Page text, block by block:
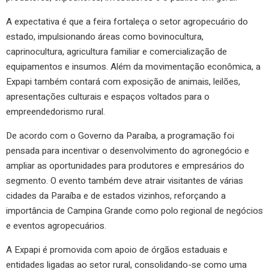
A expectativa é que a feira fortaleça o setor agropecuário do
estado, impulsionando áreas como bovinocultura,
caprinocultura, agricultura familiar e comercialização de
equipamentos e insumos. Além da movimentação econômica, a
Expapi também contará com exposição de animais, leilões,
apresentações culturais e espaços voltados para o
empreendedorismo rural.
De acordo com o Governo da Paraíba, a programação foi
pensada para incentivar o desenvolvimento do agronegócio e
ampliar as oportunidades para produtores e empresários do
segmento. O evento também deve atrair visitantes de várias
cidades da Paraíba e de estados vizinhos, reforçando a
importância de Campina Grande como polo regional de negócios
e eventos agropecuários.
A Expapi é promovida com apoio de órgãos estaduais e
entidades ligadas ao setor rural, consolidando-se como uma